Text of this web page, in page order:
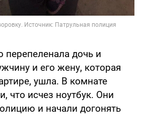
дочь и
и его жену, которая
ушла. В комнате
что исчез ноутбук. Они
и начали догонять